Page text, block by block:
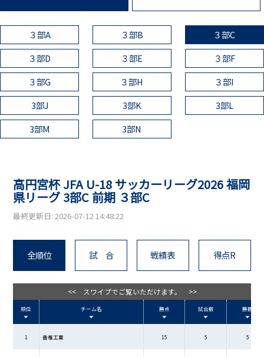
３部A ３部B
３部C
３部D
３部E
３部F
３部G
３部H
３部I
3部J
3部K
3部L
3部M
3部N
高円宮杯 JFA U-18 サッカーリーグ2026 福岡
県リーグ 3部C 前期 ３部C
最終更新日: 2026-07-12 14:48:22
全順位 試 合 戦績表 得点R
<< スワイプでご覧いただけます。 >>
順位 チーム名 勝点 試合数 勝数
1 香椎工業 15 5 5